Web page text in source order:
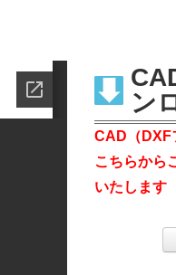
ン
CAD（DXF
こちらから
いたします